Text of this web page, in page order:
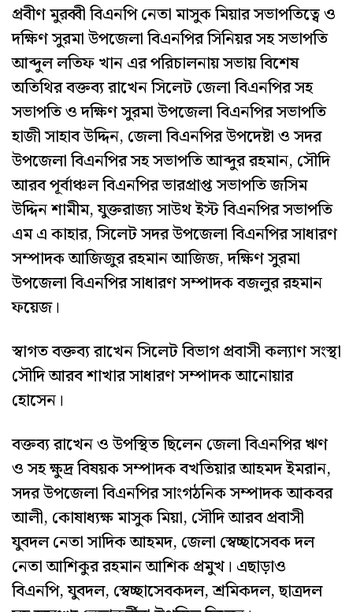
প্রবীণ মুরব্বী বিএনপি নেতা মাসুক মিয়ার সভাপতিত্বে ও
দক্ষিণ সুরমা উপজেলা বিএনপির সিনিয়র সহ সভাপতি
আব্দুল লতিফ খান এর পরিচালনায় সভায় বিশেষ
অতিথির বক্তব্য রাখেন সিলেট জেলা বিএনপির সহ
সভাপতি ও দক্ষিণ সুরমা উপজেলা বিএনপির সভাপতি
হাজী সাহাব উদ্দিন, জেলা বিএনপির উপদেষ্টা ও সদর
উপজেলা বিএনপির সহ সভাপতি আব্দুর রহমান, সৌদি
আরব পূর্বাঞ্চল বিএনপির ভারপ্রাপ্ত সভাপতি জসিম
উদ্দিন শামীম, যুক্তরাজ্য সাউথ ইস্ট বিএনপির সভাপতি
এম এ কাহার, সিলেট সদর উপজেলা বিএনপির সাধারণ
সম্পাদক আজিজুর রহমান আজিজ, দক্ষিণ সুরমা
উপজেলা বিএনপির সাধারণ সম্পাদক বজলুর রহমান
ফয়েজ।
স্বাগত বক্তব্য রাখেন সিলেট বিভাগ প্রবাসী কল্যাণ সংস্থা
সৌদি আরব শাখার সাধারণ সম্পাদক আনোয়ার
হোসেন।
বক্তব্য রাখেন ও উপস্থিত ছিলেন জেলা বিএনপির ঋণ
ও সহ ক্ষুদ্র বিষয়ক সম্পাদক বখতিয়ার আহমদ ইমরান,
সদর উপজেলা বিএনপির সাংগঠনিক সম্পাদক আকবর
আলী, কোষাধ্যক্ষ মাসুক মিয়া, সৌদি আরব প্রবাসী
যুবদল নেতা সাদিক আহমদ, জেলা স্বেচ্ছাসেবক দল
নেতা আশিকুর রহমান আশিক প্রমুখ। এছাড়াও
বিএনপি, যুবদল, স্বেচ্ছাসেবকদল, শ্রমিকদল, ছাত্রদল